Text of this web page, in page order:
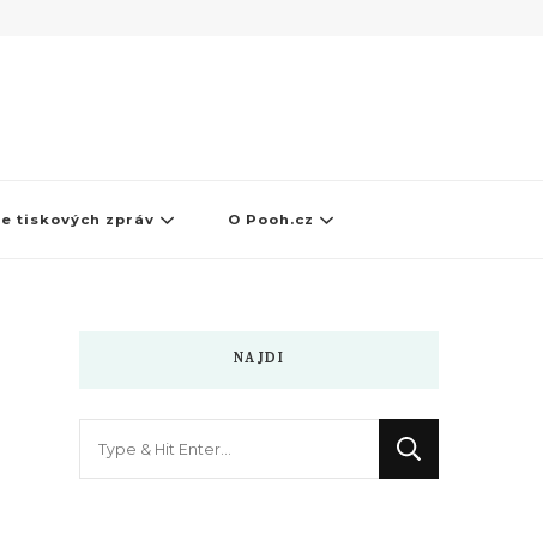
tiskových zpráv O Pooh.cz
NAJDI